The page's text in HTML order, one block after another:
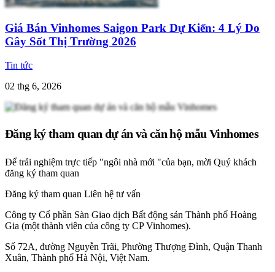
Giá Bán Vinhomes Saigon Park Dự Kiến: 4 Lý Do
Gây Sốt Thị Trường 2026
Tin tức
02 thg 6, 2026
Đăng ký tham quan dự án và căn hộ mẫu Vinhomes
Để trải nghiệm trực tiếp "ngôi nhà mới "của bạn, mời Quý khách
đăng ký tham quan
Đăng ký tham quan Liên hệ tư vấn
Công ty Cổ phần Sàn Giao dịch Bất động sản Thành phố Hoàng
Gia (một thành viên của công ty CP Vinhomes).
Số 72A, đường Nguyễn Trãi, Phường Thượng Đình, Quận Thanh
Xuân, Thành phố Hà Nội, Việt Nam.